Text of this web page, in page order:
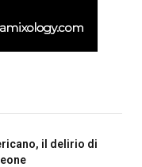
il delirio di